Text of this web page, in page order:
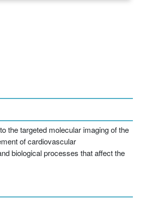
the targeted molecular imaging of the
of cardiovascular
biological processes that affect the